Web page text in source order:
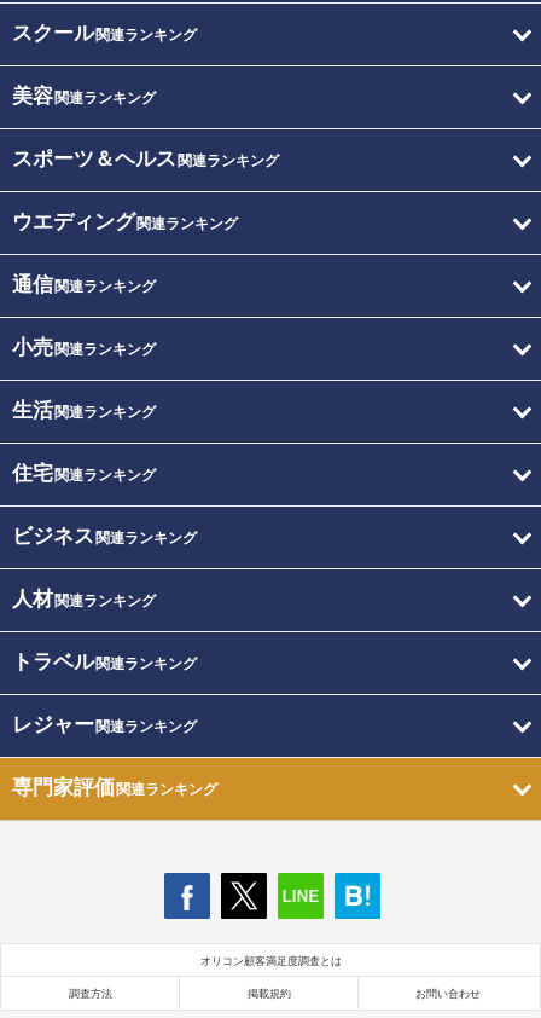
スクール関連ランキング
美容関連ランキング
スポーツ＆ヘルス 関連ランキング
ウエディング関連ランキング
通信関連ランキング
小売関連ランキング
生活関連ランキング
住宅関連ランキング
ビジネス 関連ランキング
人材関連ランキング
トラベル関連ランキング
レジャー関連ランキング
専門家評価関連ランキング
オリコン顧客満足度調査とは
調査方法 掲載規約 お問い合わせ